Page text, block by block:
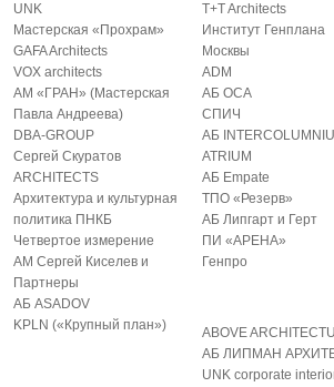
UNK
Мастерская «Прохрам»
GAFA Architects
VOX architects
АМ «ГРАН» (Мастерская
Павла Андреева)
DBA-GROUP
Сергей Скуратов
ARCHITECTS
Архитектура и культурная
политика ПНКБ
Четвертое измерение
АМ Сергей Киселев и
Партнеры
АБ ASADOV
KPLN («Крупный план»)
T+T Architects
Институт Генплана
Москвы
ADM
АБ ОСА
СПИЧ
АБ
ATRIUM
АБ Empate
ТПО «Резерв»
АБ Липгарт и Герт
ПИ «АРЕНА»
Генпро
ABOVE
АБ ЛИПМАН
UNK corporate